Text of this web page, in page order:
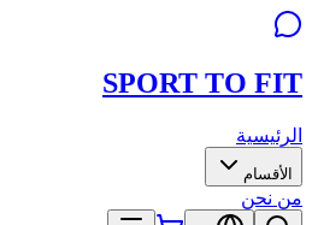
SPORT TO FIT
الرئيسية
الأقسام
من نحن